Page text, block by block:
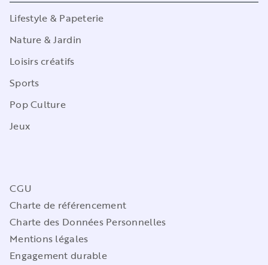
Lifestyle & Papeterie
Nature & Jardin
Loisirs créatifs
Sports
Pop Culture
Jeux
CGU
Charte de référencement
Charte des Données Personnelles
Mentions légales
Engagement durable